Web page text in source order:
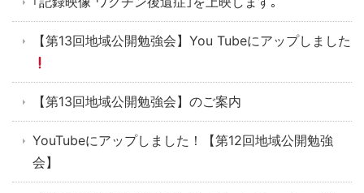
【第13回地域公開勉強会】You Tubeにアップしました
【第13回地域公開勉強会】のご案内
YouTubeにアップしました！【第12回地域公開勉強
会】